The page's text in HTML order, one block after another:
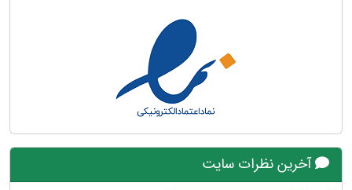
آخرین نظرات سایت